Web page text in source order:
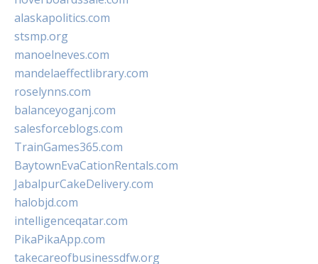
alaskapolitics.com
stsmp.org
manoelneves.com
mandelaeffectlibrary.com
roselynns.com
balanceyoganj.com
salesforceblogs.com
TrainGames365.com
BaytownEvaCationRentals.com
JabalpurCakeDelivery.com
halobjd.com
intelligenceqatar.com
PikaPikaApp.com
takecareofbusinessdfw.org